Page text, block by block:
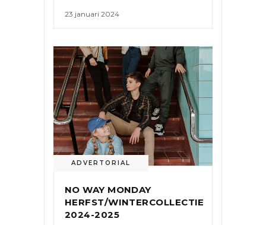
23 januari 2024
ADVERTORIAL
NO WAY MONDAY
HERFST/WINTERCOLLECTIE
2024-2025